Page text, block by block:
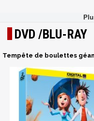
DVD /BLU-RAY
Tempête de boulettes